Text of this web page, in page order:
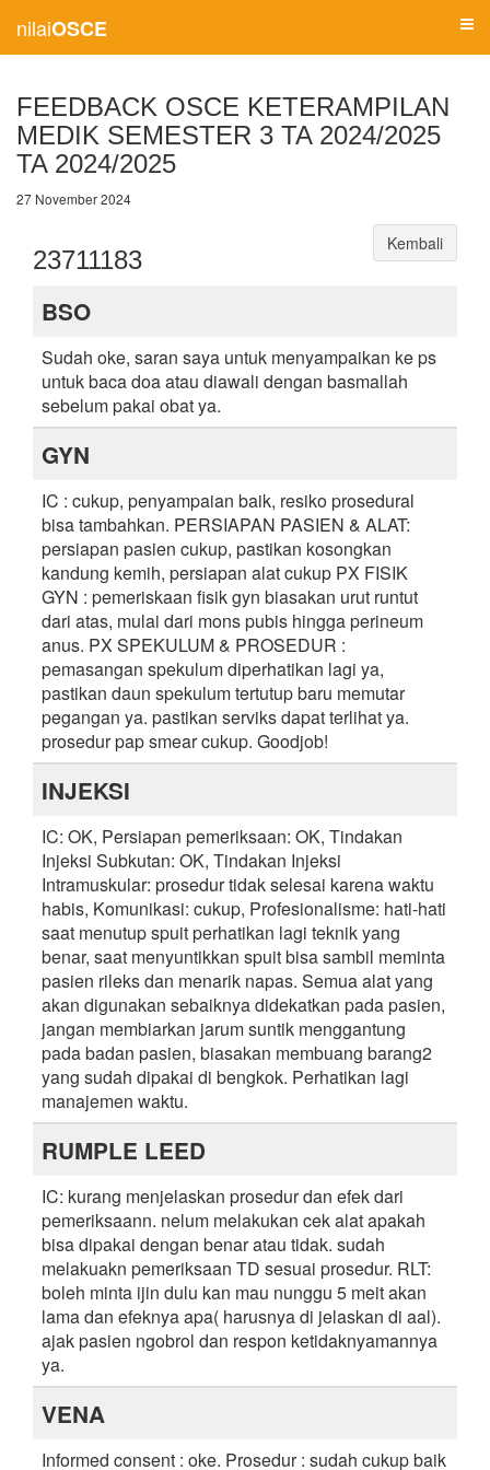
nilaiOSCE
FEEDBACK OSCE KETERAMPILAN
MEDIK SEMESTER 3 TA 2024/2025
TA 2024/2025
27 November 2024
23711183
Kembali
BSO
Sudah oke, saran saya untuk menyampaikan ke ps
untuk baca doa atau diawali dengan basmallah
sebelum pakai obat ya.
GYN
IC : cukup, penyampaian baik, resiko prosedural
bisa tambahkan. PERSIAPAN PASIEN & ALAT:
persiapan pasien cukup, pastikan kosongkan
kandung kemih, persiapan alat cukup PX FISIK
GYN : pemeriskaan fisik gyn biasakan urut runtut
dari atas, mulai dari mons pubis hingga perineum
anus. PX SPEKULUM & PROSEDUR :
pemasangan spekulum diperhatikan lagi ya,
pastikan daun spekulum tertutup baru memutar
pegangan ya. pastikan serviks dapat terlihat ya.
prosedur pap smear cukup. Goodjob!
INJEKSI
IC: OK, Persiapan pemeriksaan: OK, Tindakan
Injeksi Subkutan: OK, Tindakan Injeksi
Intramuskular: prosedur tidak selesai karena waktu
habis, Komunikasi: cukup, Profesionalisme: hati-hati
saat menutup spuit perhatikan lagi teknik yang
benar, saat menyuntikkan spuit bisa sambil meminta
pasien rileks dan menarik napas. Semua alat yang
akan digunakan sebaiknya didekatkan pada pasien,
jangan membiarkan jarum suntik menggantung
pada badan pasien, biasakan membuang barang2
yang sudah dipakai di bengkok. Perhatikan lagi
manajemen waktu.
RUMPLE LEED
IC: kurang menjelaskan prosedur dan efek dari
pemeriksaann. nelum melakukan cek alat apakah
bisa dipakai dengan benar atau tidak. sudah
melakuakn pemeriksaan TD sesuai prosedur. RLT:
boleh minta ijin dulu kan mau nunggu 5 meit akan
lama dan efeknya apa( harusnya di jelaskan di aal).
ajak pasien ngobrol dan respon ketidaknyamannya
ya.
VENA
Informed consent : oke. Prosedur : sudah cukup baik